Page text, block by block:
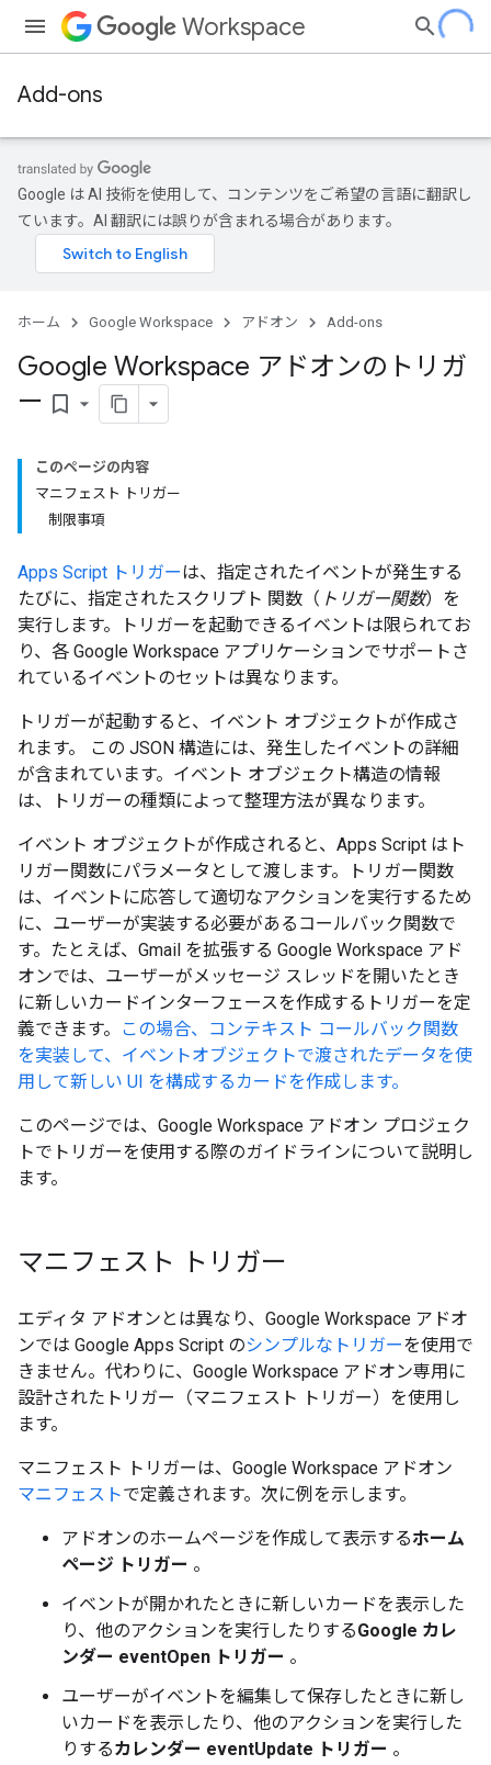
Workspace
Add-ons
Google は AI 技術を使用して、コンテンツをご希望の言語に翻訳し
ています。AI 翻訳には誤りが含まれる場合があります。
ホーム Google Workspace アドオン Add-ons
Google Workspace アドオンのトリガ
ー bookmark_border
このページの内容
マニフェスト トリガー
制限事項
Apps Script トリガーは、指定されたイベントが発生する
たびに、指定されたスクリプト 関数（ トリガー関数）を
実行します。トリガーを起動できるイベントは限られてお
り、各 Google Workspace アプリケーションでサポートさ
れているイベントのセットは異なります。
トリガーが起動すると、イベント オブジェクトが作成さ
れます。
この JSON 構造には、発生したイベントの詳細
が含まれています。イベント オブジェクト構造の情報
は、トリガーの種類によって整理方法が異なります。
イベント オブジェクトが作成されると、Apps Script はト
リガー関数にパラメータとして渡します。トリガー関数
は、イベントに応答して適切なアクションを実行するため
に、ユーザーが実装する必要があるコールバック関数で
す。たとえば、Gmail を拡張する Google Workspace アド
オンでは、ユーザーがメッセージ スレッドを開いたとき
に新しいカードインターフェースを作成するトリガーを定
義できます。
この場合、コンテキスト コールバック関数
を実装して、イベントオブジェクトで渡されたデータを使
用して新しい UI を構成するカードを作成します。
このページでは、Google Workspace アドオン プロジェク
トでトリガーを使用する際のガイドラインについて説明し
ます。
マニフェスト トリガー
エディタ アドオンとは異なり、Google Workspace アドオ
ンでは Google Apps Script のシンプルなトリガーを使用で
きません。代わりに、Google Workspace アドオン専用に
設計されたトリガー（マニフェスト トリガー）を使用し
ます。
マニフェスト トリガーは、Google Workspace アドオン
マニフェストで定義されます。次に例を示します。
アドオンのホームページを作成して表示するホーム
ページ トリガー 。
イベントが開かれたときに新しいカードを表示した
り、他のアクションを実行したりするGoogle カレ
ンダー eventOpen トリガー 。
ユーザーがイベントを編集して保存したときに新し
いカードを表示したり、他のアクションを実行した
りするカレンダー eventUpdate トリガー 。